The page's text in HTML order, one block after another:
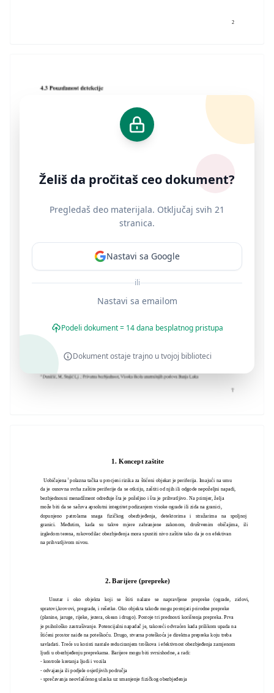
2
1. Koncept zaštite
Uobičajena 1 polazna tačka u procjeni rizika za štićeni objekat je periferija. Imajući na umu
da je osnovna svrha zaštite periferije da se otkriju, zaštiti od njih ili odgode nepoželjni napadi,
bezbjednosni menadžment određuje šta je poželjno i šta je prihvatljivo. Na primjer, želja
može biti da se sačuva apsolutni integritet podizanjem visoke ograde ili zida na granici,
dopunjeno patrolama snaga fizičkog obezbjeđenja, detektorima i stražarima na spoljnoj
granici. Međutim, kada su takve mjere zabranjene zakonom, društvenim običajima, ili
izgledom terena, rukovodilac obezbjeđenja mora spustiti nivo zaštite tako da je on efektivan
na prihvatljivom nivou.
2. Barijere (prepreke)
Unutar i oko objekta koji se štiti nalaze se napravljene prepreke (ograde, zidovi,
spratovi,krovovi, pregrade, i rešetke. Oko objekta takođe mogu postojati prirodne prepreke
(planine, jaruge, rijeke, jezera, okean i drugo). Postoje tri prednosti korištenja prepreka. Prva
je psihološko zastrašivanje. Potencijalni napadač je, takoreći odvraćen kada prilikom upada na
štićeni prostor naiđe na poteškoću. Drugo, stvarna poteškoća je direktna prepreka koju treba
savladati. Treće su koristi nastale reduciranjem troškova i efektivnost obezbjeđenja zamjenom
ljudi u obezbjeđenju preprekama. Barijere mogu biti svrsishodne, a radi:
- kontrole kretanja ljudi i vozila
- odvajanja ili podjele osjetljivih područja
- sprečavanja neovlašćenog ulaska uz smanjenje fizičkog obezbjeđenja
Želiš da pročitaš ceo dokument?
Pregledaš deo materijala. Otključaj svih 21
stranica.
Nastavi sa Google
ili
Nastavi sa emailom
Podeli dokument = 14 dana besplatnog pristupa
Dokument ostaje trajno u tvojoj biblioteci